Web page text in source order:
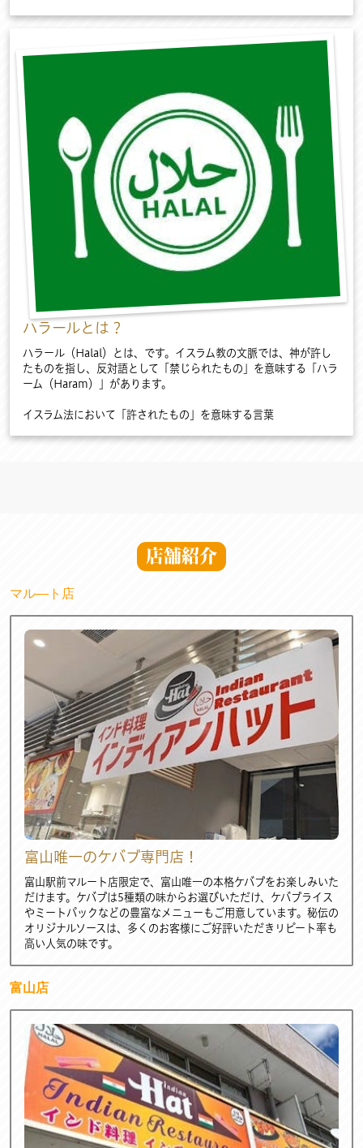
ハラールとは？
ハラール（Halal）とは、です。イスラム教の文脈では、神が許し
たものを指し、反対語として「禁じられたもの」を意味する「ハラ
ーム（Haram）」があります。
イスラム法において「許されたもの」を意味する言葉
店舗紹介
マル―ト店
富山唯一のケバブ専門店！
富山駅前マルート店限定で、富山唯一の本格ケバブをお楽しみいた
だけます。ケバブは5種類の味からお選びいただけ、ケバブライス
やミートパックなどの豊富なメニューもご用意しています。秘伝の
オリジナルソースは、多くのお客様にご好評いただきリピート率も
高い人気の味です。
富山店